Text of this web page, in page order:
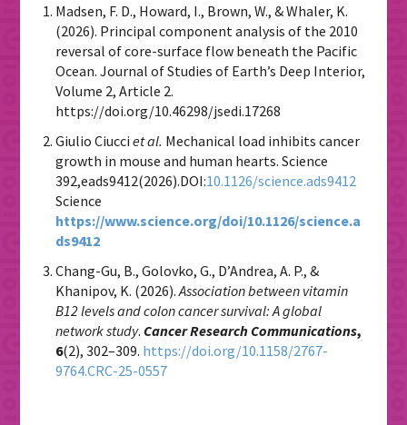
Madsen, F. D., Howard, I., Brown, W., & Whaler, K.
(2026). Principal component analysis of the 2010
reversal of core-surface flow beneath the Pacific
Ocean. Journal of Studies of Earth’s Deep Interior,
Volume 2, Article 2.
https://doi.org/10.46298/jsedi.17268
Giulio Ciucci et al. Mechanical load inhibits cancer
growth in mouse and human hearts. Science
392,eads9412(2026).DOI:10.1126/science.ads9412
Science
https://www.science.org/doi/10.1126/science.a
ds9412
Chang-Gu, B., Golovko, G., D’Andrea, A. P., &
Khanipov, K. (2026).Association between vitamin
B12 levels and colon cancer survival: A global
network study. Cancer Research Communications,
6(2), 302–309. https://doi.org/10.1158/2767-
9764.CRC-25-0557